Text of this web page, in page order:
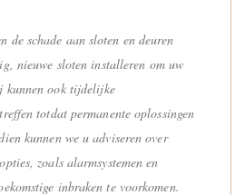
de schade aan sloten en deuren
nieuwe sloten installeren om uw
kunnen ook tijdelijke
totdat permanente oplossingen
kunnen we u adviseren over
zoals alarmsystemen en
inbraken te voorkomen.